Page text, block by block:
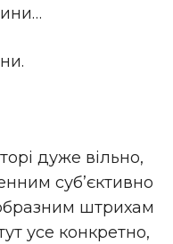
дуже вільно,
суб’єктивно
штрихам
усе конкретно,